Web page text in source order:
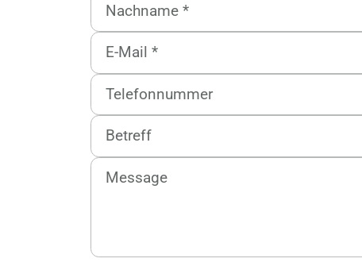
Nachname
E-Mail
Telefonnummer
Betreff
Message